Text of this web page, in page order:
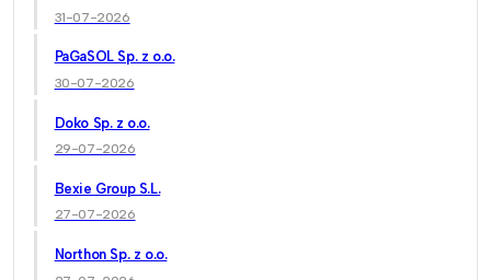
31-07-2026
PaGaSOL Sp. z o.o.
30-07-2026
Doko Sp. z o.o.
29-07-2026
Bexie Group S.L.
27-07-2026
Northon Sp. z o.o.